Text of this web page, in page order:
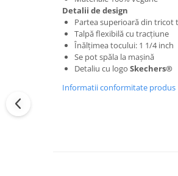
Detalii de design
Partea superioară din
Talpă flexibilă cu tracțiune
Înălțimea tocului: 1 1/4 inch
Se pot spăla la mașină
Detaliu cu logo Skechers®
Informatii conformitate produs